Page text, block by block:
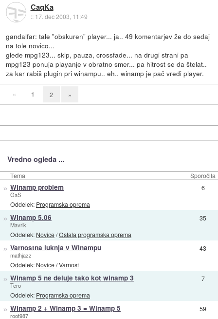
CaqKa
:: 17. dec 2003, 11:49
gandalfar: tale "obskuren" player... ja.. 49 komentarjev že do sedaj
na tole novico...
glede mpg123... skip, pauza, crossfade... na drugi strani pa
mpg123 ponuja playanje v obratno smer... pa hitrost se da štelat..
za kar rabiš plugin pri winampu.. eh.. winamp je pač vredi player.
« 1 2 »
Vredno ogleda ...
Tema Sporočila
» Winamp problem
GaS
Oddelek: Programska oprema
6
» Winamp 5.06
Mavrik
Oddelek: Novice/Ostala programska oprema
35
» Varnostna luknja v Winampu
mathjazz
Oddelek: Novice/Varnost
43
» Winamp 5 ne deluje tako kot winamp 3
Tero
Oddelek: Programska oprema
7
» Winamp 2 + Winamp 3 = Winamp 5
root987
59